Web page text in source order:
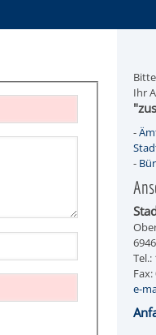
Ihr
-
-
Tel.:
e-